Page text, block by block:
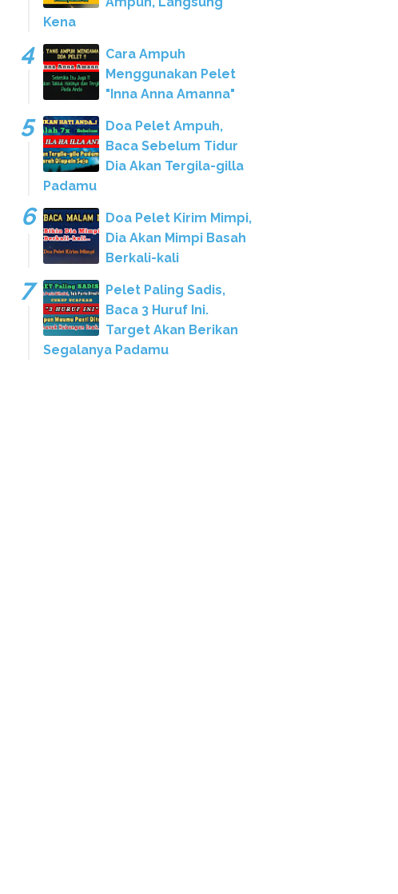
Kena
Cara Ampuh
Menggunakan Pelet
"Inna Anna Amanna"
Doa Pelet Ampuh,
Baca Sebelum Tidur
Dia Akan Tergila-gilla
Padamu
Doa Pelet Kirim Mimpi,
Dia Akan Mimpi Basah
Berkali-kali
Pelet Paling Sadis,
Baca 3 Huruf Ini.
Target Akan Berikan
Segalanya Padamu